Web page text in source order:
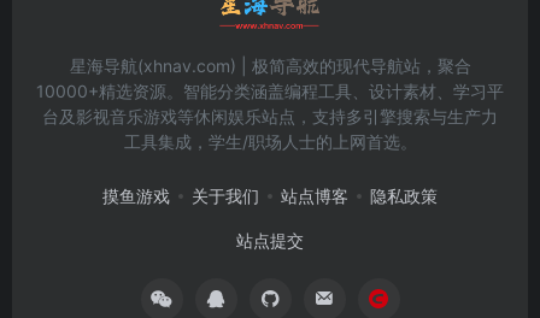
星海导航(xhnav.com) | 极简高效的现代导航站，聚合
10000+精选资源。智能分类涵盖编程工具、设计素材、学习平
台及影视音乐游戏等休闲娱乐站点，支持多引擎搜索与生产力
工具集成，学生/职场人士的上网首选。
摸鱼游戏 关于我们 站点博客 隐私政策
站点提交